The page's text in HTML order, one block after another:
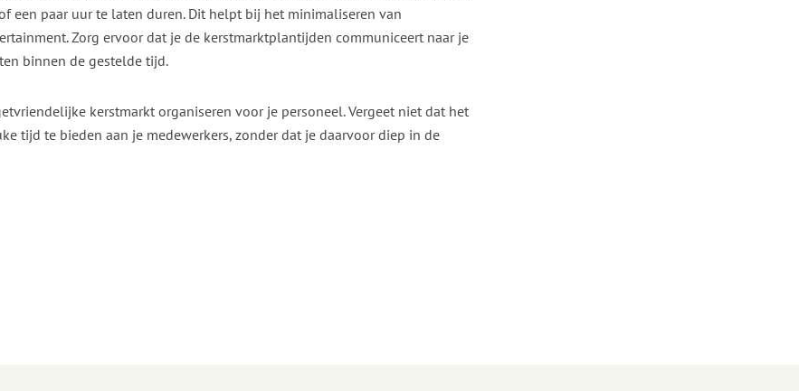
een paar uur te laten duren. Dit helpt bij het minimaliseren van
Zorg ervoor dat je de kerstmarktplantijden communiceert naar je
binnen de gestelde tijd.
kerstmarkt organiseren voor je personeel. Vergeet niet dat het
tijd te bieden aan je medewerkers, zonder dat je daarvoor diep in de